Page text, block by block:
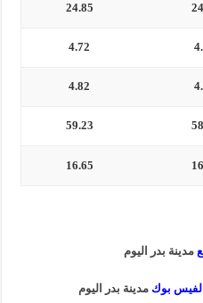
24.85
4.72
4.82
59.23
16.65
مدينة بدر اليوم
بوك مدينة بدر اليوم